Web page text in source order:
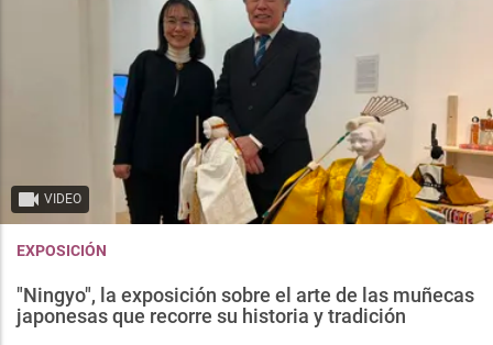
VIDEO
EXPOSICIÓN
"Ningyo", la exposición sobre el arte de las muñecas
japonesas que recorre su historia y tradición